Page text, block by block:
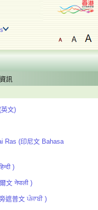
訊
文)
Ras (印尼文 Bahasa
)
文 नेपाली )
遮普文 ਪੰਜਾਬੀ )